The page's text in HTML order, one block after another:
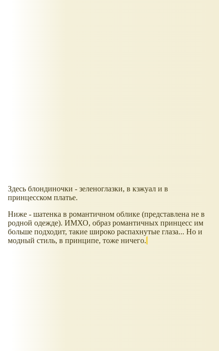
Здесь блондиночки - зеленоглазки, в кэжуал и в
принцесском платье.
Ниже - шатенка в романтичном облике (представлена не в
родной одежде). ИМХО, образ романтичных принцесс им
больше подходит, такие широко распахнутые глаза... Но и
модный стиль, в принципе, тоже ничего.